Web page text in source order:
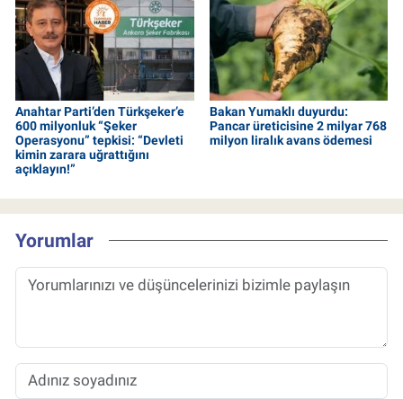
Anahtar Parti’den Türkşeker’e
600 milyonluk “Şeker
Operasyonu” tepkisi: “Devleti
kimin zarara uğrattığını
açıklayın!”
Bakan Yumaklı duyurdu:
Pancar üreticisine 2 milyar 768
milyon liralık avans ödemesi
Yorumlar